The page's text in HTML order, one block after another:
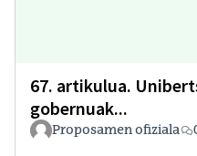
67. artikulua.
gobernuak...
Proposamen ofiziala